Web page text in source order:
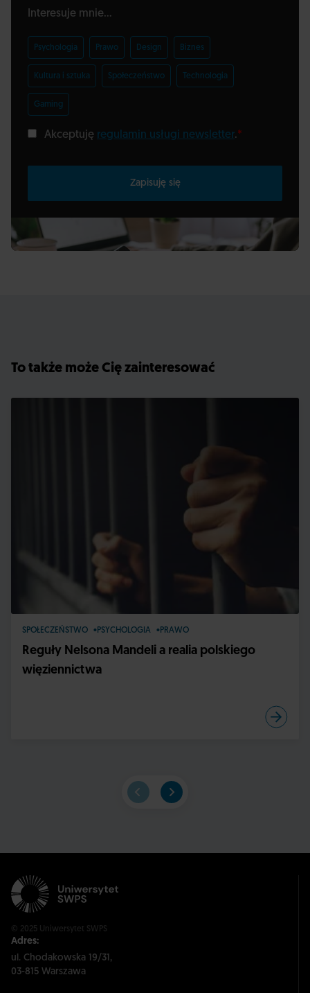
Interesuje mnie...
Psychologia Prawo Design Biznes
Kultura i sztuka Społeczeństwo Technologia
Gaming
Akceptuję regulamin usługi newsletter.*
Zapisuję się
To także może Cię zainteresować
SPOŁECZEŃSTWO PSYCHOLOGIA PRAWO
Reguły Nelsona Mandeli a realia polskiego
więziennictwa
© 2025 Uniwersytet SWPS
Adres:
ul. Chodakowska 19/31,
03-815 Warszawa